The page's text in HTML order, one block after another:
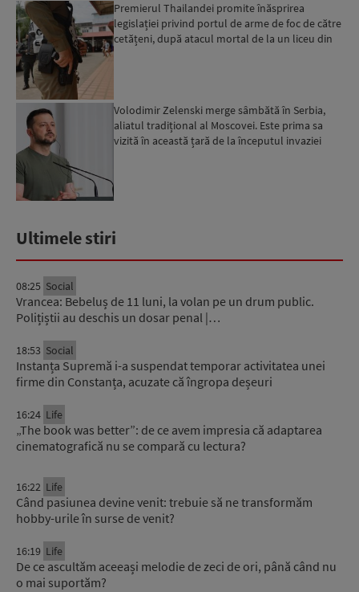
Premierul Thailandei promite înăsprirea
legislației privind portul de arme de foc de către
cetățeni, după atacul mortal de la un liceu din
Volodimir Zelenski merge sâmbătă în Serbia,
aliatul tradițional al Moscovei. Este prima sa
vizită în această țară de la începutul invaziei
Ultimele stiri
08:25 Social
Vrancea: Bebeluș de 11 luni, la volan pe un drum public.
Polițiștii au deschis un dosar penal |…
18:53 Social
Instanța Supremă i-a suspendat temporar activitatea unei
firme din Constanța, acuzate că îngropa deșeuri
16:24 Life
„The book was better”: de ce avem impresia că adaptarea
cinematografică nu se compară cu lectura?
16:22 Life
Când pasiunea devine venit: trebuie să ne transformăm
hobby-urile în surse de venit?
16:19 Life
De ce ascultăm aceeași melodie de zeci de ori, până când nu
o mai suportăm?